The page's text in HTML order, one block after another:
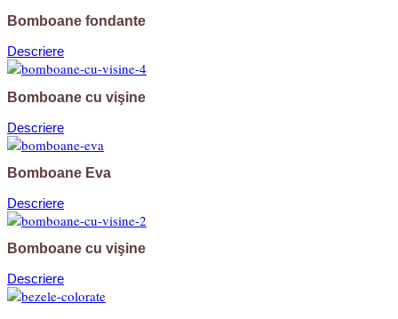
Bomboane fondante
Descriere
Bomboane cu vişine
Descriere
Bomboane Eva
Descriere
Bomboane cu vişine
Descriere